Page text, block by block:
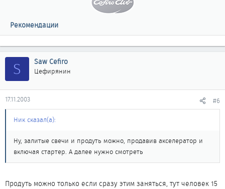
Рекомендации
S Saw Cefiro
Цефирянин
17.11.2003 #6
Ник сказал(а):
Ну, залитые свечи и продуть можно, продавив акселератор и
включая стартер. А далее нужно смотреть
Продуть можно только если сразу этим заняться, тут человек 15